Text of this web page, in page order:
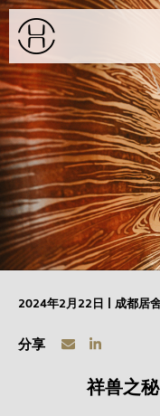
成都
入住
周日
9 8月 2026
客房
最多 3 位客人
成人
12 岁或以上
登录/ 注册
探索我们的城市
2024年2月22日 | 成都居
分享
祥兽之